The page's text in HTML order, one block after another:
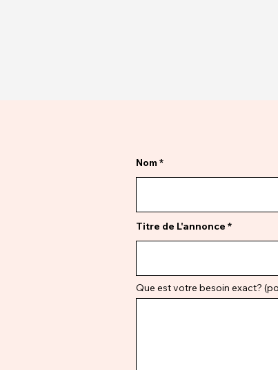
Nom
Titre de L'annonce
Que est votre besoin exact?